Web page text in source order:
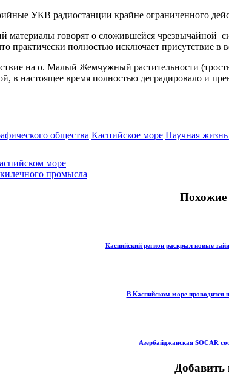
УКВ радиостанции крайне ограниченного
говорят о сложившейся чрезвычайной
практически полностью исключает присутствие в
на о. Малый Жемчужный растительности
в настоящее время полностью деградировало и
общества Каспийское море Научная
море
промысла
Похожие
Каспийский регион раскрыл новые
В Каспийском море проводится
Азербайджанская SOCAR